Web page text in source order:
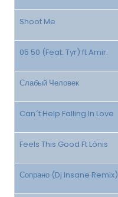
Shoot Me
05 50 (Feat. Tyr) ft Amir.
Слабый Человек
Can´t Help Falling In Love
Feels This Good Ft Lònis
Сопрано (Dj Insane Remix)